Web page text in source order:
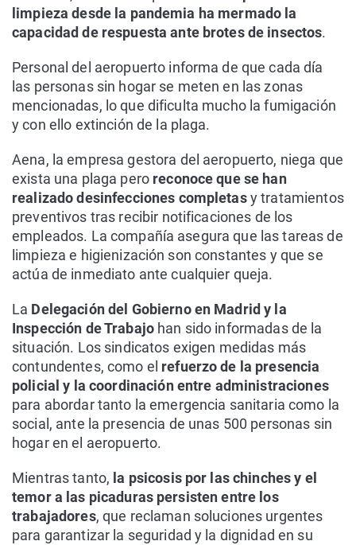
limpieza desde la pandemia ha mermado la
capacidad de respuesta ante brotes de insectos.
Personal del aeropuerto informa de que cada día
las personas sin hogar se meten en las zonas
mencionadas, lo que dificulta mucho la fumigación
y con ello extinción de la plaga.
Aena, la empresa gestora del aeropuerto, niega que
exista una plaga peroreconoce que se han
realizado desinfecciones completasy tratamientos
preventivos tras recibir notificaciones de los
empleados. La compañía asegura que las tareas de
limpieza e higienización son constantes y que se
actúa de inmediato ante cualquier queja.
La Delegación del Gobierno en Madrid y la
Inspección de Trabajo han sido informadas de la
situación. Los sindicatos exigen medidas más
contundentes, como el refuerzo de la presencia
policial y la coordinación entre administraciones
para abordar tanto la emergencia sanitaria como la
social, ante la presencia de unas 500 personas sin
hogar en el aeropuerto.
Mientras tanto, la psicosis por las chinches y el
temor a las picaduras persisten entre los
trabajadores, que reclaman soluciones urgentes
para garantizar la seguridad y la dignidad en su